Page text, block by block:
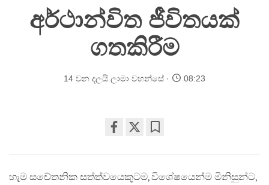
අර්ථාන්විත ජීවිතයක්
ගතකිරීම
14 වන දලයි ලාමා වහන්සේ 08:23
on
facebook
හැම සචේතනික සත්ත්වයෙකුටම, විශේෂයෙන්ම මිනිසුන්ට,